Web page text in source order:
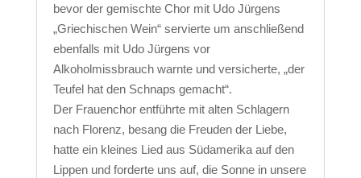
bevor der gemischte Chor mit Udo Jürgens
„Griechischen Wein“ servierte um anschließend
ebenfalls mit Udo Jürgens vor
Alkoholmissbrauch warnte und versicherte, „der
Teufel hat den Schnaps gemacht“.
Der Frauenchor entführte mit alten Schlagern
nach Florenz, besang die Freuden der Liebe,
hatte ein kleines Lied aus Südamerika auf den
Lippen und forderte uns auf, die Sonne in unsere